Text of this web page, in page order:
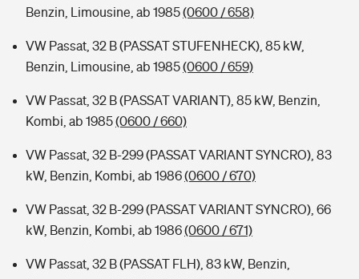
Benzin, Limousine, ab 1985(0600 / 658)
VW Passat, 32 B (PASSAT STUFENHECK), 85 kW,
Benzin, Limousine, ab 1985(0600 / 659)
VW Passat, 32 B (PASSAT VARIANT), 85 kW, Benzin,
Kombi, ab 1985(0600 / 660)
VW Passat, 32 B-299 (PASSAT VARIANT SYNCRO), 83
kW, Benzin, Kombi, ab 1986(0600 / 670)
VW Passat, 32 B-299 (PASSAT VARIANT SYNCRO), 66
kW, Benzin, Kombi, ab 1986(0600 / 671)
VW Passat, 32 B (PASSAT FLH), 83 kW, Benzin,